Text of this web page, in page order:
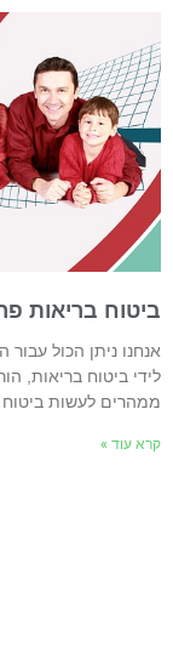
בריאות
ניתן הכול עבור
ביטוח בריאות,
לעשות ביטוח
עוד »